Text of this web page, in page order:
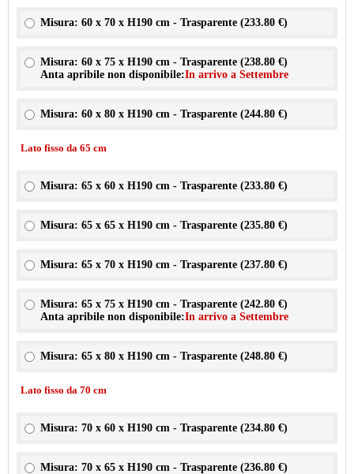
Misura: 60 x 70 x H190 cm - Trasparente (233.80 €)
Misura: 60 x 75 x H190 cm - Trasparente (238.80 €)
Anta apribile non disponibile:In arrivo a Settembre
Misura: 60 x 80 x H190 cm - Trasparente (244.80 €)
Lato fisso da 65 cm
Misura: 65 x 60 x H190 cm - Trasparente (233.80 €)
Misura: 65 x 65 x H190 cm - Trasparente (235.80 €)
Misura: 65 x 70 x H190 cm - Trasparente (237.80 €)
Misura: 65 x 75 x H190 cm - Trasparente (242.80 €)
Anta apribile non disponibile:In arrivo a Settembre
Misura: 65 x 80 x H190 cm - Trasparente (248.80 €)
Lato fisso da 70 cm
Misura: 70 x 60 x H190 cm - Trasparente (234.80 €)
Misura: 70 x 65 x H190 cm - Trasparente (236.80 €)